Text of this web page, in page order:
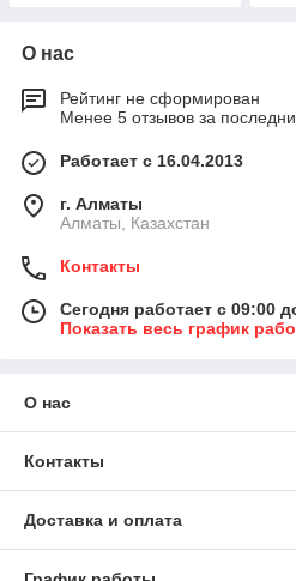
О нас
Рейтинг не сформирован
Менее 5 отзывов за
Работает с 16.04.2013
г. Алматы
Алматы, Казахстан
Контакты
Сегодня работает с 09:00
Показать весь график
О нас
Контакты
Доставка и оплата